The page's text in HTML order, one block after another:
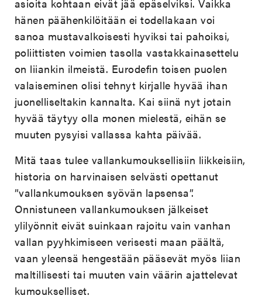
asioita kohtaan eivät jää epäselviksi. Vaikka
hänen päähenkilöitään ei todellakaan voi
sanoa mustavalkoisesti hyviksi tai pahoiksi,
poliittisten voimien tasolla vastakkainasettelu
on liiankin ilmeistä. Eurodefin toisen puolen
valaiseminen olisi tehnyt kirjalle hyvää ihan
juonelliseltakin kannalta. Kai siinä nyt jotain
hyvää täytyy olla monen mielestä, eihän se
muuten pysyisi vallassa kahta päivää.
Mitä taas tulee vallankumouksellisiin liikkeisiin,
historia on harvinaisen selvästi opettanut
”vallankumouksen syövän lapsensa”.
Onnistuneen vallankumouksen jälkeiset
ylilyönnit eivät suinkaan rajoitu vain vanhan
vallan pyyhkimiseen verisesti maan päältä,
vaan yleensä hengestään pääsevät myös liian
maltillisesti tai muuten vain väärin ajattelevat
kumoukselliset.